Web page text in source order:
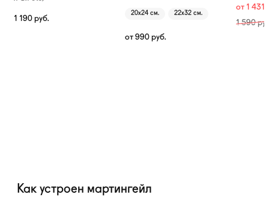
1 190 руб.
20х24 см. 22х32 см.
от 990 руб.
от 1 431
1 590
Как устроен мартингейл